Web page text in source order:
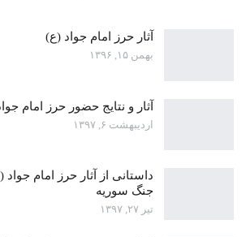
آثار حرز امام جواد (ع)
بهمن ۱۵, ۱۳۹۶
آثار و نتایج حضور حرز امام
اردیبهشت ۶, ۱۳۹۷
داستانی از آثار حرز امام
جنگ سوریه
تیر ۲۷, ۱۳۹۷